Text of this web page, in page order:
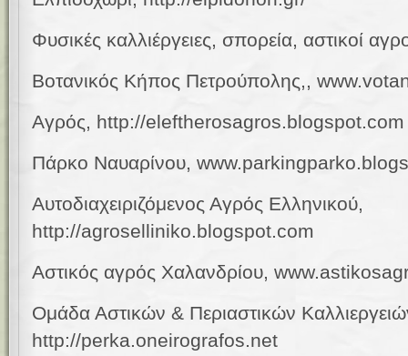
Φυσικές καλλιέργειες, σπορεία, αστικοί
Βοτανικός Κήπος Πετρούπολης,,
Αγρός, http://eleftherosagros.blogspot.com
Πάρκο Ναυαρίνου, www.
Αυτοδιαχειριζόμενος Αγρός Ελληνικού,
http://agroselliniko.blogspot.com
Αστικός αγρός Χαλανδρίου,
Ομάδα Αστικών & Περιαστικών
http://perka.oneirografos.net